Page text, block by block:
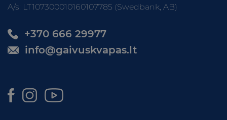
A/s: LT107300010160107785 (Swedbank, AB)
+370 666 29977
info@gaivuskvapas.lt